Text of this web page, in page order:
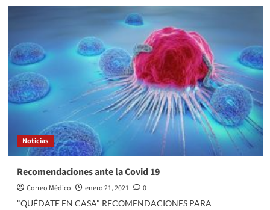
¿Conoces
Lomi?
El
que
viene
de
Hawai
Noticias
Recomendaciones ante la Covid 19
Correo Médico enero 21, 2021
0
"QUÉDATE EN CASA" RECOMENDACIONES PARA